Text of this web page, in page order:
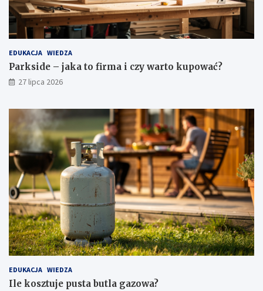
EDUKACJA WIEDZA
Parkside – jaka to firma i czy warto kupować?
27 lipca 2026
EDUKACJA WIEDZA
Ile kosztuje pusta butla gazowa?